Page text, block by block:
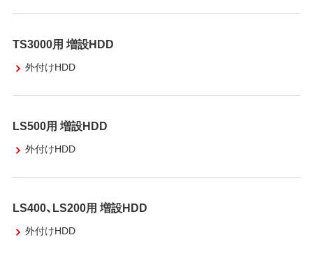
TS3000用 増設HDD
外付けHDD
LS500用 増設HDD
外付けHDD
LS400、LS200用 増設HDD
外付けHDD